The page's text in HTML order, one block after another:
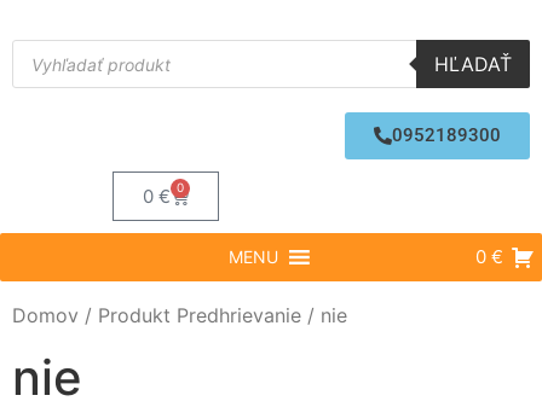
HĽADAŤ
0952189300
0€ 0
MENU 0 €
Domov / Produkt Predhrievanie / nie
nie